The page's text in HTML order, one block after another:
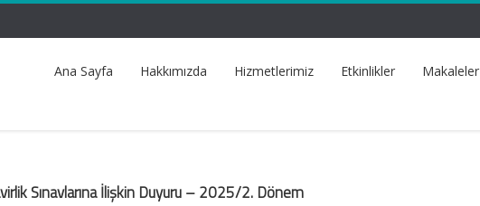
Ana Sayfa Hakkımızda Hizmetlerimiz Etkinlikler Makaleler
Sınavlarına İlişkin Duyuru – 2025/2. Dönem